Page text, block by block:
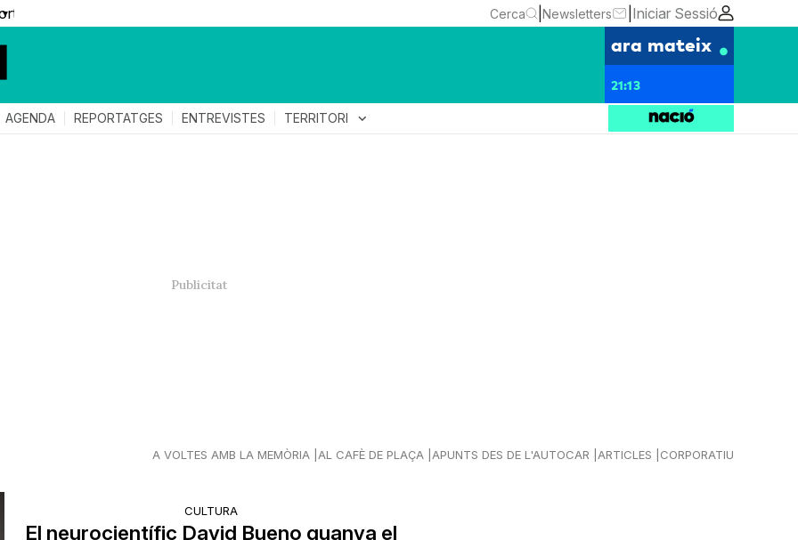
▼ Cerca Newsletters Iniciar Sessió
ara mateix
21:13
AGENDA REPORTATGES ENTREVISTES TERRITORI expand_more
A VOLTES AMB LA MEMÒRIA AL CAFÈ DE PLAÇA APUNTS DES DE L'AUTOCAR ARTICLES CORPORATIU
CULTURA
El neurocientífic David Bueno guanya el